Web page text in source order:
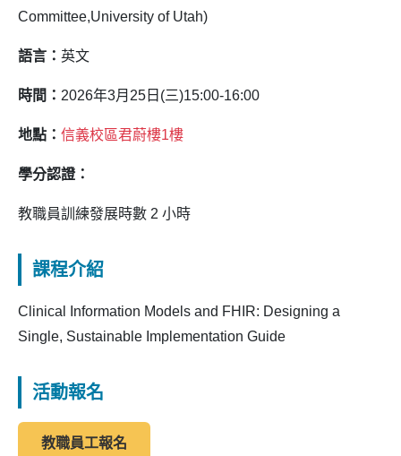
Committee,University of Utah)
語言： 英文
時間： 2026年3月25日(三)15:00-16:00
地點： 信義校區君蔚樓1樓
學分認證：
教職員訓練發展時數 2 小時
課程介紹
Clinical Information Models and FHIR: Designing a
Single, Sustainable Implementation Guide
活動報名
教職員工報名